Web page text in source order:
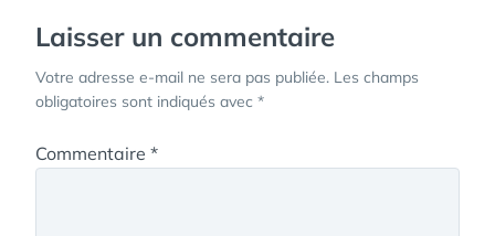
Laisser un commentaire
Votre adresse e-mail ne sera pas publiée. Les champs
obligatoires sont indiqués avec *
Commentaire *